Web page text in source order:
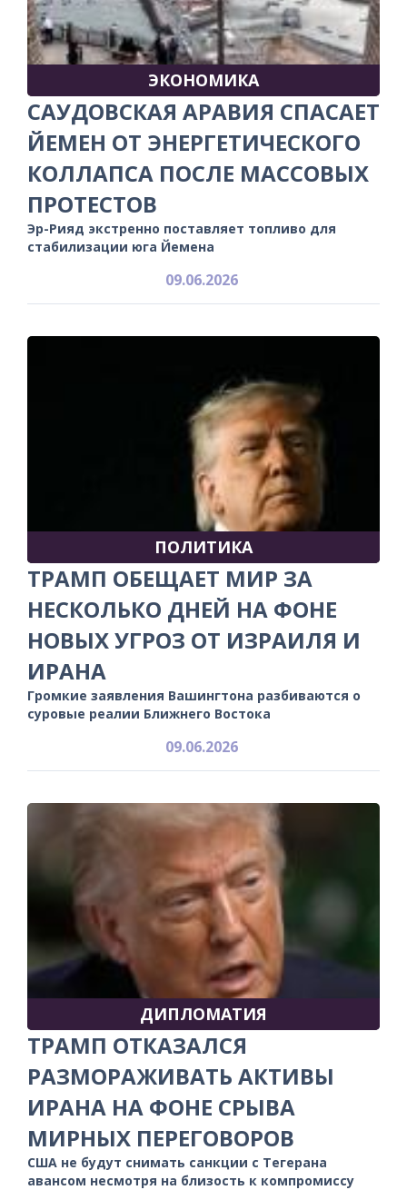
ЭКОНОМИКА
САУДОВСКАЯ АРАВИЯ СПАСАЕТ
ЙЕМЕН ОТ ЭНЕРГЕТИЧЕСКОГО
КОЛЛАПСА ПОСЛЕ МАССОВЫХ
ПРОТЕСТОВ
Эр-Рияд экстренно поставляет топливо для
стабилизации юга Йемена
09.06.2026
ПОЛИТИКА
ТРАМП ОБЕЩАЕТ МИР ЗА
НЕСКОЛЬКО ДНЕЙ НА ФОНЕ
НОВЫХ УГРОЗ ОТ ИЗРАИЛЯ И
ИРАНА
Громкие заявления Вашингтона разбиваются о
суровые реалии Ближнего Востока
09.06.2026
ДИПЛОМАТИЯ
ТРАМП ОТКАЗАЛСЯ
РАЗМОРАЖИВАТЬ АКТИВЫ
ИРАНА НА ФОНЕ СРЫВА
МИРНЫХ ПЕРЕГОВОРОВ
США не будут снимать санкции с Тегерана
авансом несмотря на близость к компромиссу